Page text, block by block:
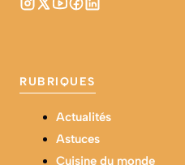
RUBRIQUES
Actualités
Astuces
Cuisine du monde